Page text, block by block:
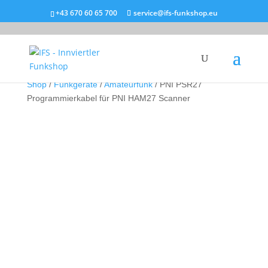
+43 670 60 65 700 service@ifs-funkshop.eu
Shop/Funkgeräte/Amateurfunk/ PNI PSR27
Programmierkabel für PNI HAM27 Scanner